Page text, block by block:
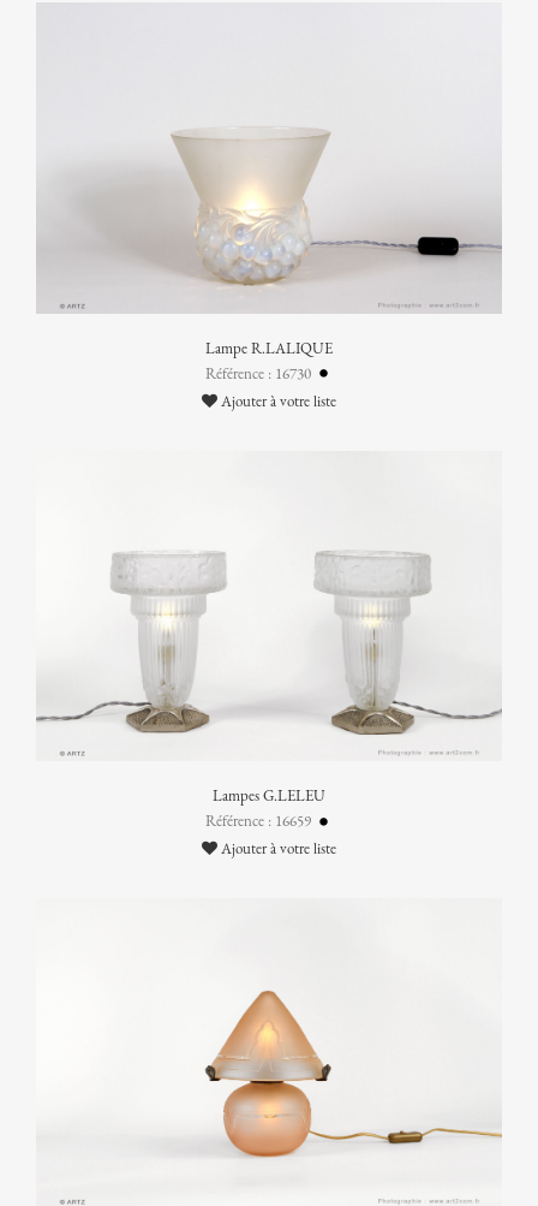
Lampe R.LALIQUE
Référence : 16730
Ajouter à votre liste
Lampes G.LELEU
Référence : 16659
Ajouter à votre liste